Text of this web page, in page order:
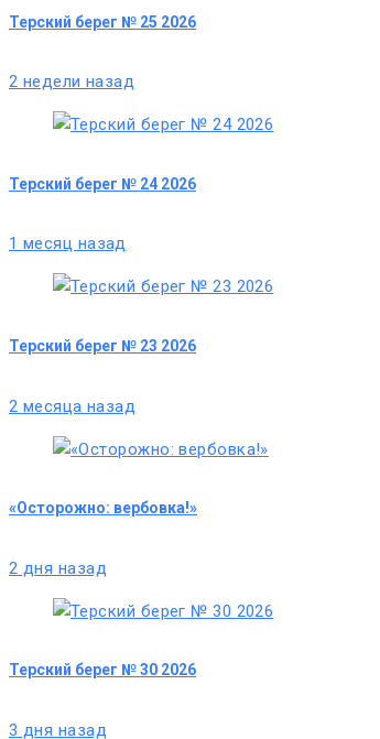
Терский берег № 25 2026
2 недели назад
Терский берег № 24 2026
1 месяц назад
Терский берег № 23 2026
2 месяца назад
«Осторожно: вербовка!»
2 дня назад
Терский берег № 30 2026
3 дня назад